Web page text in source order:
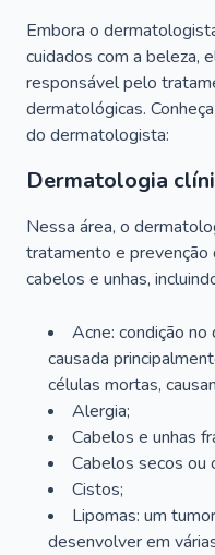
Embora o
cuidados com a beleza,
responsável pelo
dermatológicas.
do dermatologista:
Dermatologia
Nessa área, o
tratamento e
cabelos e unhas,
Acne: condição
causada
células mortas,
Alergia;
Cabelos e unhas
Cabelos secos ou
Cistos;
Lipomas: um
desenvolver em